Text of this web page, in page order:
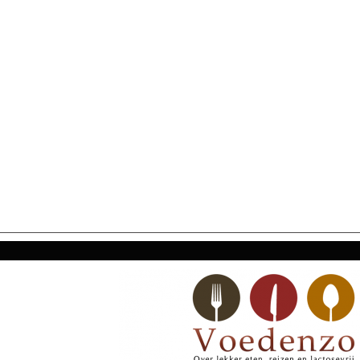
NAVIGATION